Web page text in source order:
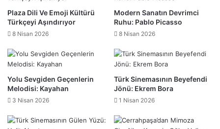
Plaza Dili Ve Emoji Kültürü
Türkçeyi Aşındırıyor
8 Nisan 2026
Modern Sanatın Devrimci
Ruhu: Pablo Picasso
8 Nisan 2026
Yolu Sevgiden Geçenlerin
Melodisi: Kayahan
3 Nisan 2026
Türk Sinemasının Beyefendi
Jönü: Ekrem Bora
1 Nisan 2026